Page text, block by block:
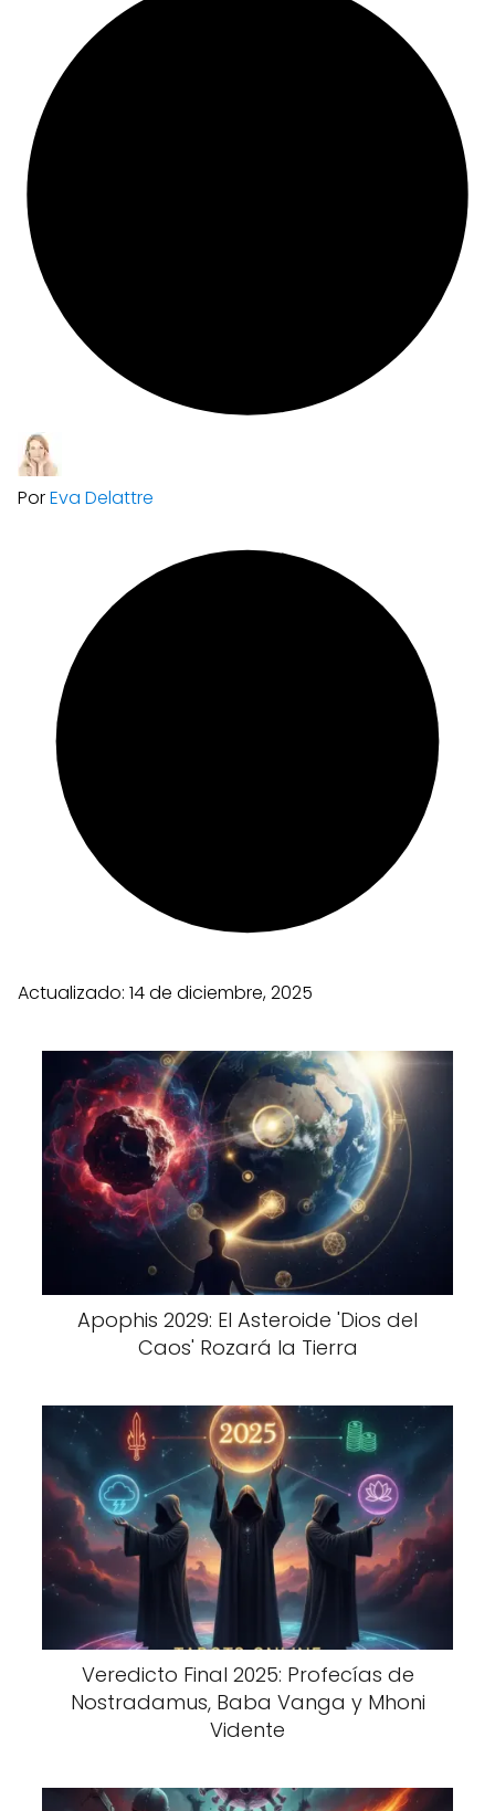
PorEva Delattre
Actualizado: 14 de diciembre, 2025
Apophis 2029: El Asteroide 'Dios del
Caos' Rozará la Tierra
Veredicto Final 2025: Profecías de
Nostradamus, Baba Vanga y Mhoni
Vidente